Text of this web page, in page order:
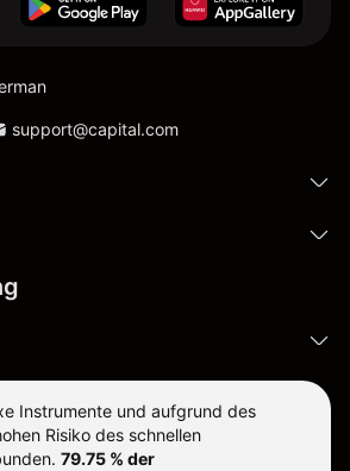
support@capital.com
Instrumente und aufgrund des
Risiko des schnellen
79.75 % der